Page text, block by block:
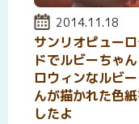
投稿日:
2014.11.18
サンリオピュー
ドでルビーちゃ
ロウィンなルビ
んが描かれた色
したよ